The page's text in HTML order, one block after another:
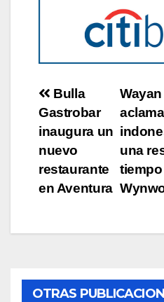
Post
navigation
una
Bulla
Gastrobar
inaugura un
nuevo
restaurante
en Aventura
OTRAS